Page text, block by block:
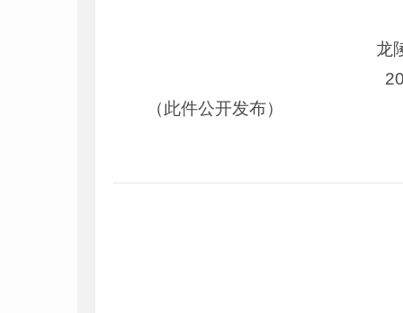
龙陵县发展
2024年11
（此件公开发布）